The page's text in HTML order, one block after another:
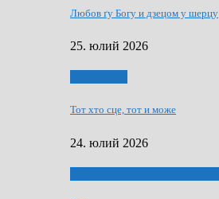
Любов ґу Богу и дзецом у шерцу
25. юлий 2026
Тот хто сце, тот и може
24. юлий 2026